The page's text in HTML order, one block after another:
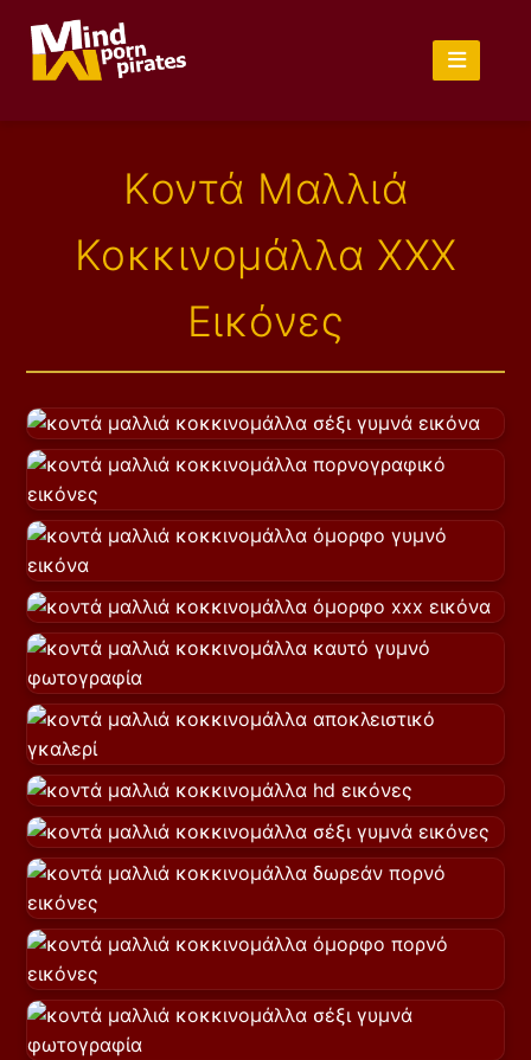
Κοντά Μαλλιά
Κοκκινομάλλα XXX
Εικόνες